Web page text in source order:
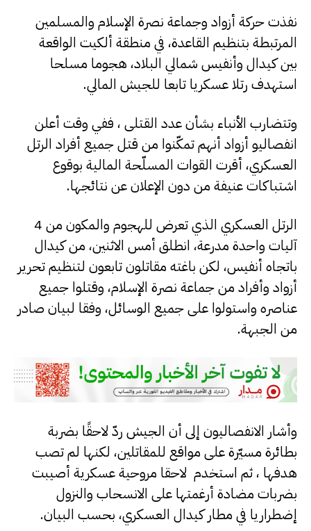
نفذت حركة أزواد وجماعة نصرة الإسلام والمسلمين
المرتبطة بتنظيم القاعدة، في منطقة ألكيت الواقعة
بين كيدال وأنفيس شمالي البلاد، هجوما مسلحا
استهدف رتلا عسكريا تابعا للجيش المالي.
وتتضارب الأنباء بشأن عدد القتلى ، ففي وقت أعلن
انفصاليو أزواد أنهم تمكّنوا من قتل جميع أفراد الرتل
العسكري، أقرت القوات المسلّحة المالية بوقوع
اشتباكات عنيفة من دون الإعلان عن نتائجها.
الرتل العسكري الذي تعرض للهجوم والمكون من 4
آليات واحدة مدرعة، انطلق أمس الاثنين، من كيدال
باتجاه أنفيس، لكن باغته مقاتلون تابعون لتنظيم تحرير
أزواد وأفراد من جماعة نصرة الإسلام، وقتلوا جميع
عناصره واستولوا على جميع الوسائل، وفقا لبيان صادر
من الجبهة.
وأشار الانفصاليون إلى أن الجيش ردّ لاحقًا بضربة
بطائرة مسيّرة على مواقع للمقاتلين، لكنها لم تصب
هدفها ، ثم استخدم لاحقا مروحية عسكرية أصيبت
بضربات مضادة أرغمتها على الانسحاب والنزول
إضطراريا في مطار كيدال العسكري، بحسب البيان.